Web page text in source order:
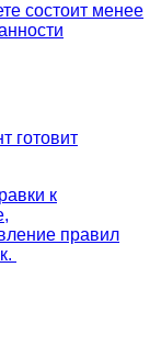
состоит менее
готовит
к
правил